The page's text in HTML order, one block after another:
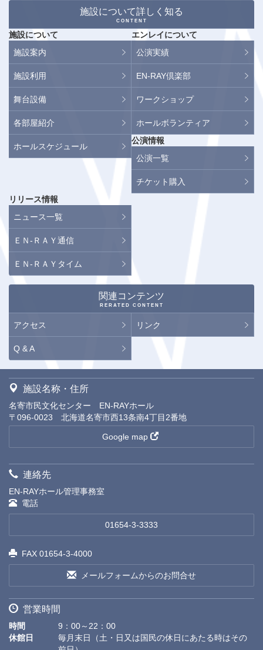
施設について詳しく知る
CONTENT
施設について
施設案内
施設利用
舞台設備
各部屋紹介
ホールスケジュール
エンレイについて
公演実績
EN-RAY倶楽部
ワークショップ
ホールボランティア
公演情報
公演一覧
チケット購入
リリース情報
ニュース一覧
ＥＮ-ＲＡＹ通信
ＥＮ-ＲＡＹタイム
関連コンテンツ
RERATED CONTENT
アクセス リンク
Q & A
施設名称・住所
名寄市民文化センター EN-RAYホール
〒096-0023 北海道名寄市西13条南4丁目2番地
Google map
連絡先
EN-RAYホール管理事務室
電話
01654-3-3333
FAX 01654-3-4000
メールフォームからのお問合せ
営業時間
時間
9：00～22：00
休館日
毎月末日（土・日又は国民の休日にあたる時はその